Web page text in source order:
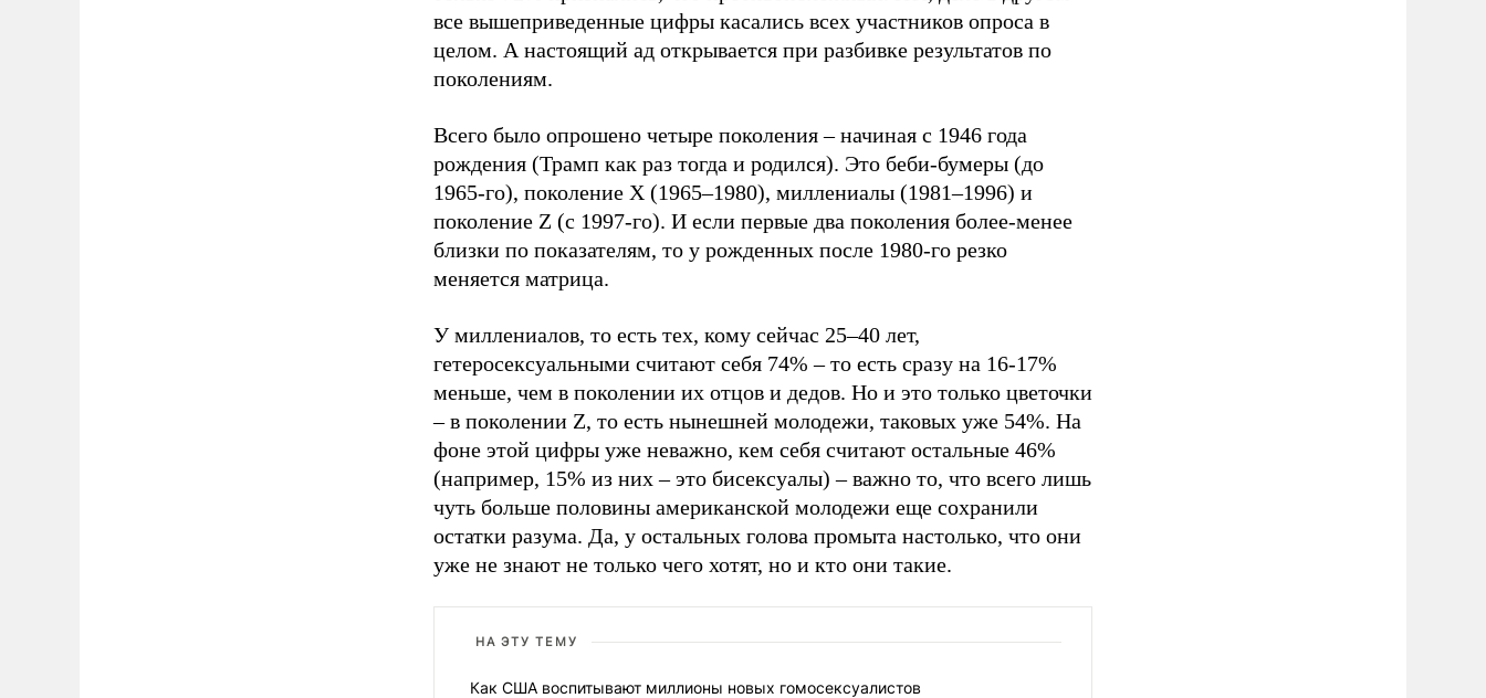
все вышеприведенные цифры касались всех участников опроса в
целом. А настоящий ад открывается при разбивке результатов по
поколениям.
Всего было опрошено четыре поколения – начиная с 1946 года
рождения (Трамп как раз тогда и родился). Это беби-бумеры (до
1965-го), поколение X (1965–1980), миллениалы (1981–1996) и
поколение Z (с 1997-го). И если первые два поколения более-менее
близки по показателям, то у рожденных после 1980-го резко
меняется матрица.
У миллениалов, то есть тех, кому сейчас 25–40 лет,
гетеросексуальными считают себя 74% – то есть сразу на 16-17%
меньше, чем в поколении их отцов и дедов. Но и это только цветочки
– в поколении Z, то есть нынешней молодежи, таковых уже 54%. На
фоне этой цифры уже неважно, кем себя считают остальные 46%
(например, 15% из них – это бисексуалы) – важно то, что всего лишь
чуть больше половины американской молодежи еще сохранили
остатки разума. Да, у остальных голова промыта настолько, что они
уже не знают не только чего хотят, но и кто они такие.
НА ЭТУ ТЕМУ
Как США воспитывают миллионы новых гомосексуалистов